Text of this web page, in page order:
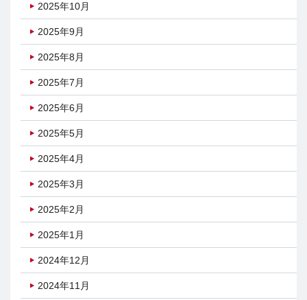
2025年10月
2025年9月
2025年8月
2025年7月
2025年6月
2025年5月
2025年4月
2025年3月
2025年2月
2025年1月
2024年12月
2024年11月